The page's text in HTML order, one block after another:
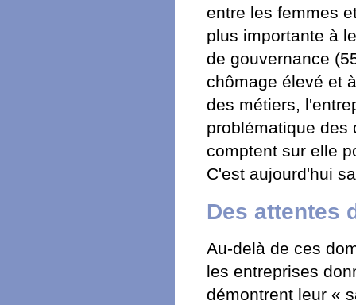
entre les femmes
plus importante à
de gouvernance
chômage élevé et
des métiers,
problématique des
comptent sur elle
C'est aujourd'hui
Des attentes
Au-delà de ces
les entreprises
démontrent leur «